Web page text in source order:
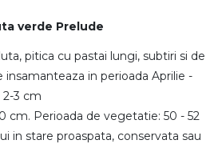
verde Prelude
pitica cu pastai lungi, subtiri si de
insamanteaza in perioada Aprilie -
2-3 cm
cm. Perioada de vegetatie: 50 - 52
in stare proaspata, conservata sau